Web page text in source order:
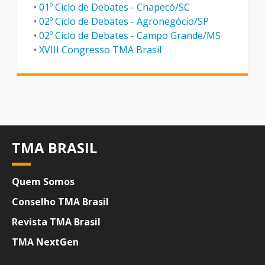
• 01º Ciclo de Debates - Chapecó/SC
• 02º Ciclo de Debates - Agronegócio/SP
• 02º Ciclo de Debates - Campo Grande/MS
• XVIII Congresso TMA Brasil
TMA BRASIL
Quem Somos
Conselho TMA Brasil
Revista TMA Brasil
TMA NextGen